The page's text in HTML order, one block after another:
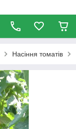
Насіння томатів